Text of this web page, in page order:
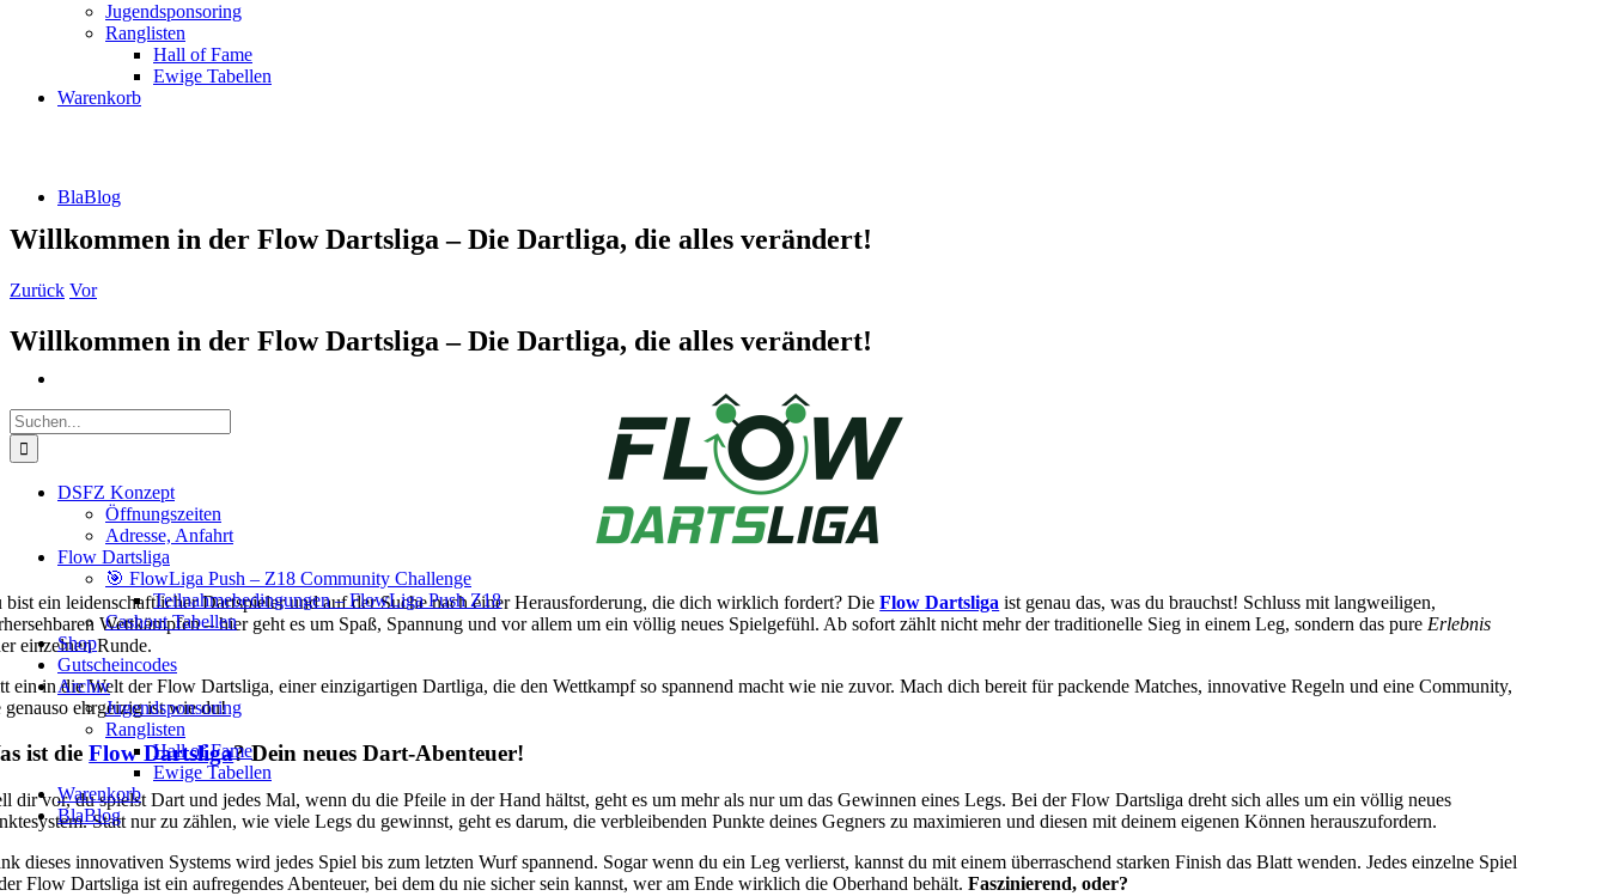
Jugendsponsoring
Ranglisten
Hall of Fame
Ewige Tabellen
Warenkorb
BlaBlog
Suche
nach:
DSFZ Konzept
Öffnungszeiten
Adresse, Anfahrt
Flow Dartsliga
🎯 FlowLiga Push – Z18 Community Challenge
Teilnahmebedingungen – FlowLiga Push Z18
Cashout Tabellen
Shop
Gutscheincodes
Archiv
Jugendsponsoring
Ranglisten
Hall of Fame
Ewige Tabellen
Warenkorb
BlaBlog
Willkommen in der Flow Dartsliga – Die Dartliga, die alles verändert!
Zurück Vor
Willkommen in der Flow Dartsliga – Die Dartliga, die alles verändert!
bist ein leidenschaftlicher Dartspieler und auf der Suche nach einer Herausforderung, die dich wirklich fordert? DieFlow Dartsliga ist genau das, was du brauchst! Schluss mit langweiligen,
Wettkämpfen – hier geht es um Spaß, Spannung und vor allem um ein völlig neues Spielgefühl. Ab sofort zählt nicht mehr der traditionelle Sieg in einem Leg, sondern das pure Erlebnis
einzelnen Runde.
ein in die Welt der Flow Dartsliga, einer einzigartigen Dartliga, die den Wettkampf so spannend macht wie nie zuvor. Mach dich bereit für packende Matches, innovative Regeln und eine Community,
genauso ehrgeizig ist wie du!
ist dieFlow Dartsliga? Dein neues Dart-Abenteuer!
dir vor, du spielst Dart und jedes Mal, wenn du die Pfeile in der Hand hältst, geht es um mehr als nur um das Gewinnen eines Legs. Bei der Flow Dartsliga dreht sich alles um ein völlig neues
Statt nur zu zählen, wie viele Legs du gewinnst, geht es darum, die verbleibenden Punkte deines Gegners zu maximieren und diesen mit deinem eigenen Können herauszufordern.
dieses innovativen Systems wird jedes Spiel bis zum letzten Wurf spannend. Sogar wenn du ein Leg verlierst, kannst du mit einem überraschend starken Finish das Blatt wenden. Jedes einzelne Spiel
Flow Dartsliga ist ein aufregendes Abenteuer, bei dem du nie sicher sein kannst, wer am Ende wirklich die Oberhand behält.Faszinierend, oder?